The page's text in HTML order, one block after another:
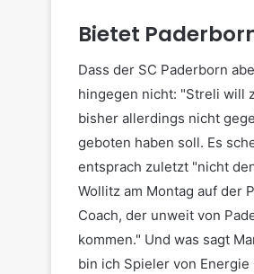
Bietet
Dass der SC Paderborn
hingegen nicht: "Streli will
bisher allerdings nicht
geboten haben soll. Es
entsprach zuletzt "nicht
Wollitz am Montag auf der
Coach, der unweit von
kommen." Und was sagt
bin ich Spieler von